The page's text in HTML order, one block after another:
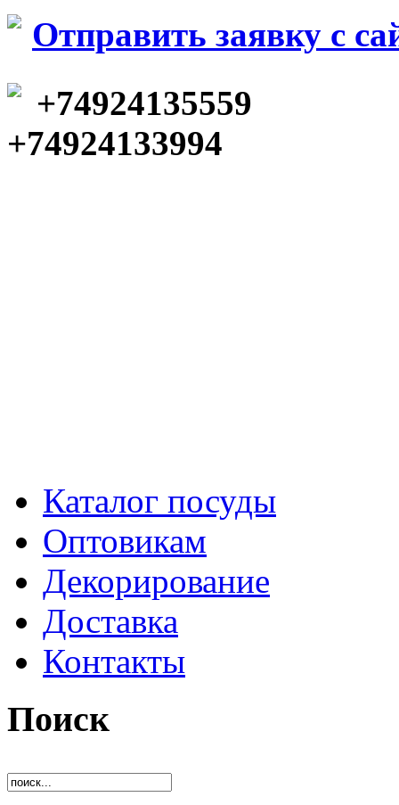
Отправить заявку c
+74924135559
+74924133994
Каталог посуды
Оптовикам
Декорирование
Доставка
Контакты
Поиск